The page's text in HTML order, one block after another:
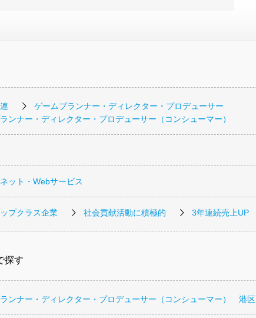
ゲームプランナー・ディレクター・プロデューサー
ンナー・ディレクター・プロデューサー（コンシューマー）
ット・Webサービス
プクラス企業 社会貢献活動に積極的 3年連続売上UP
探す
ンナー・ディレクター・プロデューサー（コンシューマー） 港区